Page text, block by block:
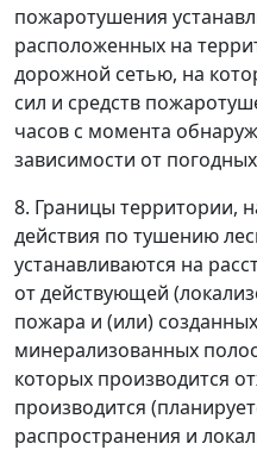
пожаротушения
расположенных на
дорожной сетью, на
сил и средств
часов с момента
зависимости от
8. Границы территории,
действия по тушению
устанавливаются на
от действующей
пожара и (или)
минерализованных
которых производится
производится
распространения и